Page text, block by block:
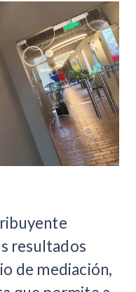
resultados
de mediación,